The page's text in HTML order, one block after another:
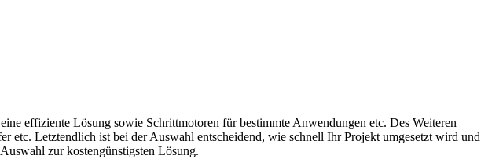
effiziente Lösung sowie Schrittmotoren für bestimmte Anwendungen etc. Des Weiteren
Letztendlich ist bei der Auswahl entscheidend, wie schnell Ihr Projekt umgesetzt wird und
zur kostengünstigsten Lösung.